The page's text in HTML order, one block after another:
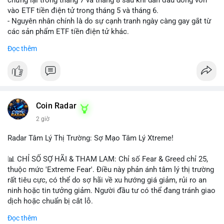
vào ETF tiền điện tử trong tháng 5 và tháng 6.
- Nguyên nhân chính là do sự cạnh tranh ngày càng gay gắt từ
các sản phẩm ETF tiền điện tử khác.
Hyperliquid có thể đã giảm bớt, ảnh hưởng đến dòng vốn và
- Nhà đầu tư cần theo dõi sát sao diễn biến thị trường và các
#binancesquare #cryptonews
📰 Nguồn: CoinDesk
Đọc thêm
Coin Radar
2 giờ
Radar Tâm Lý Thị Trường: Sợ Mạo Tâm Lý Xtreme!
📊 CHỈ SỐ SỢ HÃI & THAM LAM: Chỉ số Fear & Greed chỉ 25,
thuộc mức 'Extreme Fear'. Điều này phản ánh tâm lý thị trường
rất tiêu cực, có thể do sợ hãi về xu hướng giá giảm, rủi ro an
ninh hoặc tin tưởng giảm. Người đầu tư có thể đang tránh giao
dịch hoặc chuẩn bị cắt lỗ.
📈 XU HƯỚNG TÌM KIẾM & THẢO LUẬN: Coin trending trên
Đọc thêm